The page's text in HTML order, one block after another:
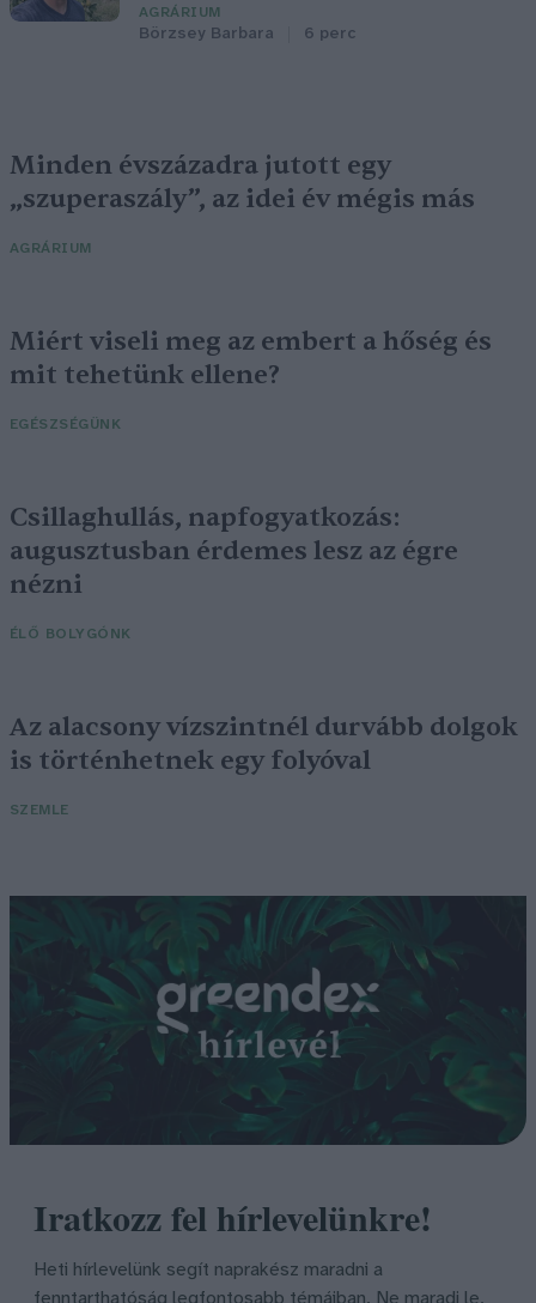
AGRÁRIUM
Börzsey Barbara 6 perc
Minden évszázadra jutott egy
„szuperaszály”, az idei év mégis más
AGRÁRIUM
Miért viseli meg az embert a hőség és
mit tehetünk ellene?
EGÉSZSÉGÜNK
Csillaghullás, napfogyatkozás:
augusztusban érdemes lesz az égre
nézni
ÉLŐ BOLYGÓNK
Az alacsony vízszintnél durvább dolgok
is történhetnek egy folyóval
SZEMLE
Iratkozz fel hírlevelünkre!
Heti hírlevelünk segít naprakész maradni a